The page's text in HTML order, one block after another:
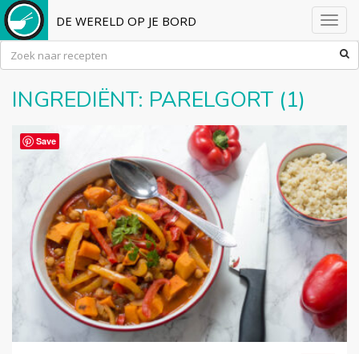
DE WERELD OP JE BORD
INGREDIËNT: PARELGORT (1)
Save